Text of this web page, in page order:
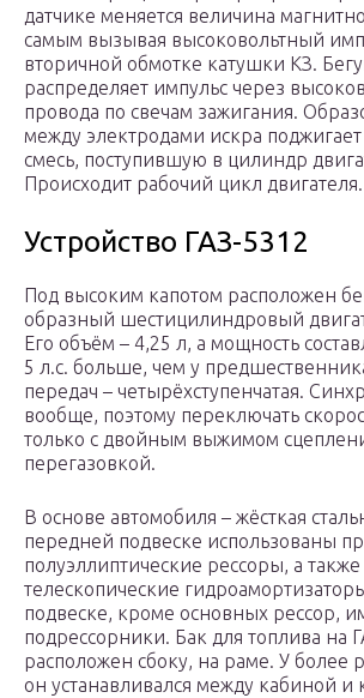
датчике меняется величина
самым вызывая высоковольтный
вторичной обмотке катушки КЗ.
распределяет импульс через
провода по свечам зажигания.
между электродами искра
смесь, поступившую в цилиндр
Происходит рабочий цикл двигателя.
Устройство ГАЗ-5312
Под высоким капотом расположен
образный шестицилиндровый
Его объём – 4,25 л, а мощность
5 л.с. больше, чем у
передач – четырёхступенчатая.
вообще, поэтому переключать
только с двойным выжимом
перегазовкой.
В основе автомобиля – жёсткая
передней подвеске использованы
полуэллиптические рессоры, а также
телескопические
подвеске, кроме основных рессор,
подрессорники. Бак для топлива на
расположен сбоку, на раме. У более
он устанавливался между кабиной и